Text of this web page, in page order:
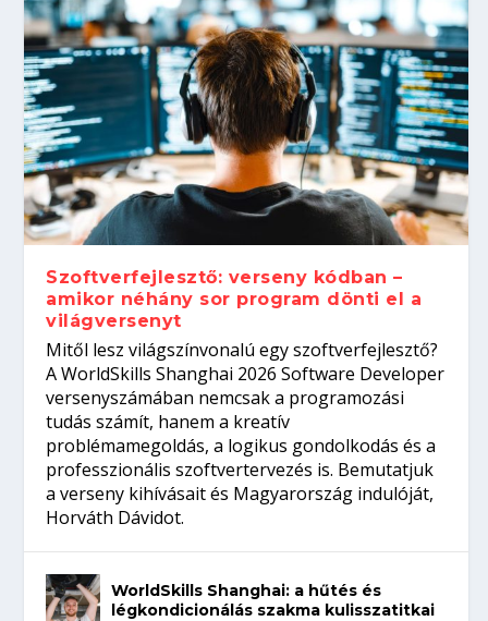
Kitalálod, mire használják ezeket a
gépeket?
Nem sikerült az egyetemi felvételi?
Tanulj szakmát!
Szoftverfejlesztő: verseny kódban –
amikor néhány sor program dönti el a
világversenyt...
Digitális detox – hogyan kapcsolódj ki
telefon nélkül?
Szoftverfejlesztő: verseny kódban –
amikor néhány sor program dönti el a
világversenyt
Mitől lesz világszínvonalú egy szoftverfejlesztő?
A WorldSkills Shanghai 2026 Software Developer
versenyszámában nemcsak a programozási
tudás számít, hanem a kreatív
problémamegoldás, a logikus gondolkodás és a
professzionális szoftvertervezés is. Bemutatjuk
a verseny kihívásait és Magyarország indulóját,
Horváth Dávidot.
WorldSkills Shanghai: a hűtés és
légkondicionálás szakma kulisszatitkai